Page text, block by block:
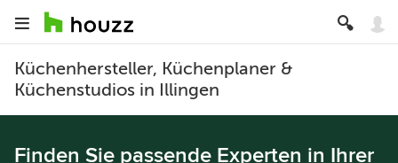
Küchenhersteller, Küchenplaner &
Küchenstudios in Illingen
Finden Sie passende Experten in Ihrer